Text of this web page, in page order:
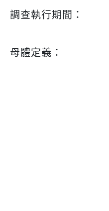
調查執行期間：
母體定義：